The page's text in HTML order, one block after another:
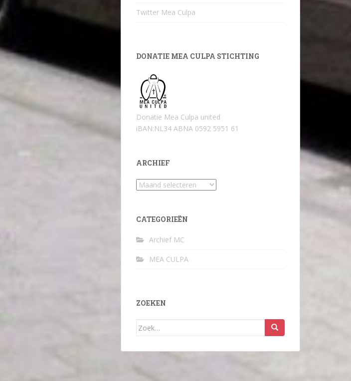
Twitter Mea Culpa
DONATIE MEA CULPA STICHTING
Donatie Mea Culpa united
iBAN:NL34 ABNA 0592 5951 61
ARCHIEF
Archief
CATEGORIEËN
Archief MC
MEA CULPA
ZOEKEN
Zoek